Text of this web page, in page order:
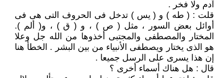
آدم ولا فخر .
قلت : ( طه ) و ( يس ) تدخل فى الحروف التى هى فى
أوائل بعض السور ، مثل ( ص ) ، و ( ق ) ، و( ألم ).
المختار والمصطفى والمجتبى أخذوها من الله جل وعلا
هو الذى يختار ويصطفى الأنبياء من بين البشر . الخطأ هنا
إن هذا يسرى على الرسل جميعا .
قال : هل هناك أسماء أخرى ؟